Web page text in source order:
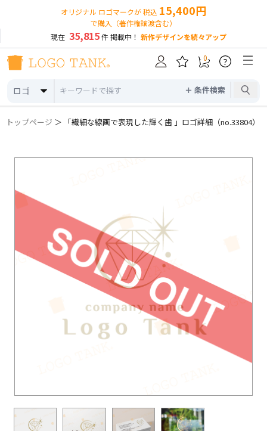
オリジナル ロゴマークが 税込 15,400円
で購入（著作権譲渡含む）
現在 35,815件 掲載中！ 新作デザインを続々アップ
ロゴ ＋ 条件検索
0 ?
トップページ ＞ 「繊細な線画で表現した輝く歯 」ロゴ詳細（no.33804）